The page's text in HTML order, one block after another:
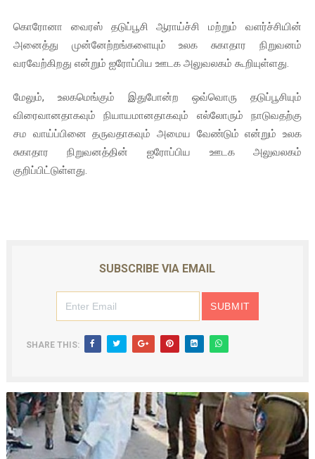
கொரோனா வைரஸ் தடுப்பூசி ஆராய்ச்சி மற்றும் வளர்ச்சியின்
அனைத்து முன்னேற்றங்களையும் உலக சுகாதார நிறுவனம்
வரவேற்கிறது என்றும் ஐரோப்பிய ஊடக அலுவலகம் கூறியுள்ளது.
மேலும், உலகமெங்கும் இதுபோன்ற ஒவ்வொரு தடுப்பூசியும்
விரைவானதாகவும் நியாயமானதாகவும் எல்லோரும் நாடுவதற்கு
சம வாய்ப்பினை தருவதாகவும் அமைய வேண்டும் என்றும் உலக
சுகாதார நிறுவனத்தின் ஐரோப்பிய ஊடக அலுவலகம்
குறிப்பிட்டுள்ளது.
SUBSCRIBE VIA EMAIL
SHARE THIS: